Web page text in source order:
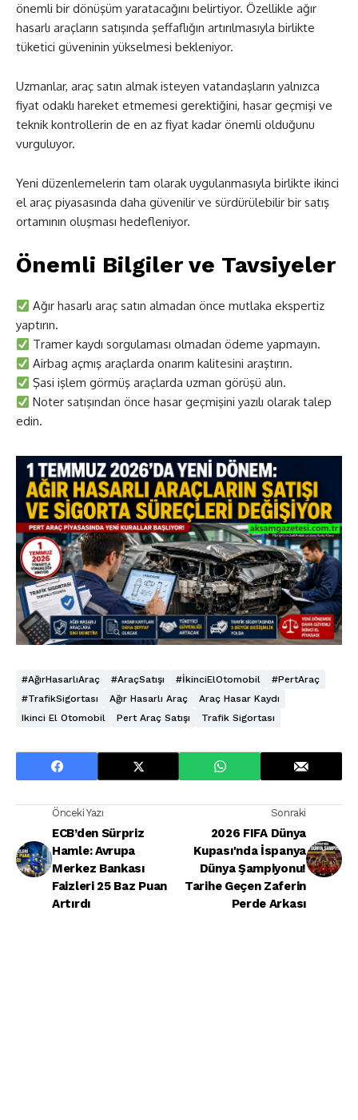
önemli bir dönüşüm yaratacağını belirtiyor. Özellikle ağır
hasarlı araçların satışında şeffaflığın artırılmasıyla birlikte
tüketici güveninin yükselmesi bekleniyor.
Uzmanlar, araç satın almak isteyen vatandaşların yalnızca
fiyat odaklı hareket etmemesi gerektiğini, hasar geçmişi ve
teknik kontrollerin de en az fiyat kadar önemli olduğunu
vurguluyor.
Yeni düzenlemelerin tam olarak uygulanmasıyla birlikte ikinci
el araç piyasasında daha güvenilir ve sürdürülebilir bir satış
ortamının oluşması hedefleniyor.
Önemli Bilgiler ve Tavsiyeler
Ağır hasarlı araç satın almadan önce mutlaka ekspertiz
yaptırın.
Tramer kaydı sorgulaması olmadan ödeme yapmayın.
Airbag açmış araçlarda onarım kalitesini araştırın.
Şasi işlem görmüş araçlarda uzman görüşü alın.
Noter satışından önce hasar geçmişini yazılı olarak talep
edin.
#AğırHasarlıAraç #AraçSatışı #İkinciElOtomobil
#PertAraç
#TrafikSigortası
Ağır Hasarlı Araç
Araç Hasar Kaydı
Ikinci El Otomobil
Pert Araç Satışı Trafik Sigortası
Önceki Yazı
ECB’den Sürpriz
Hamle: Avrupa
Merkez Bankası
Faizleri 25 Baz Puan
Artırdı
Sonraki
2026 FIFA Dünya
Kupası'nda İspanya
Dünya Şampiyonu!
Tarihe Geçen Zaferin
Perde Arkası